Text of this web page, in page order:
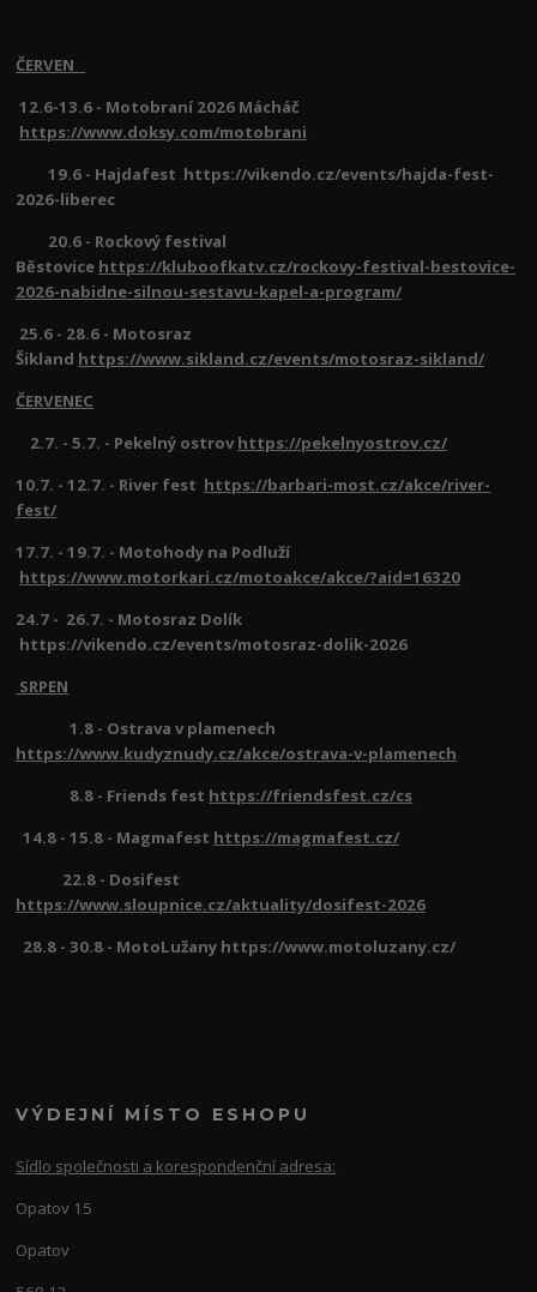
ČERVEN
12.6-13.6 - Motobraní 2026 Mácháč
https://www.doksy.com/motobrani
19.6 - Hajdafest https://vikendo.cz/events/hajda-fest-
2026-liberec
20.6 - Rockový festival
Běstovice https://kluboofkatv.cz/rockovy-festival-bestovice-
2026-nabidne-silnou-sestavu-kapel-a-program/
25.6 - 28.6 - Motosraz
Šikland https://www.sikland.cz/events/motosraz-sikland/
ČERVENEC
2.7. - 5.7. - Pekelný ostrov https://pekelnyostrov.cz/
10.7. - 12.7. - River fest https://barbari-most.cz/akce/river-
fest/
17.7. - 19.7. - Motohody na Podluží
https://www.motorkari.cz/motoakce/akce/?aid=16320
24.7 - 26.7. - Motosraz Dolík
https://vikendo.cz/events/motosraz-dolik-2026
SRPEN
1.8 - Ostrava v plamenech
https://www.kudyznudy.cz/akce/ostrava-v-plamenech
8.8 - Friends fest https://friendsfest.cz/cs
14.8 - 15.8 - Magmafest https://magmafest.cz/
22.8 - Dosifest
https://www.sloupnice.cz/aktuality/dosifest-2026
28.8 - 30.8 - MotoLužany https://www.motoluzany.cz/
VÝDEJNÍ MÍSTO ESHOPU
Sídlo společnosti a korespondenční adresa:
Opatov 15
Opatov